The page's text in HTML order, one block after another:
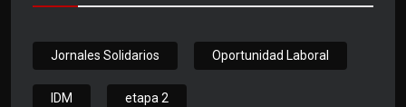
Jornales Solidarios Oportunidad Laboral
IDM etapa 2